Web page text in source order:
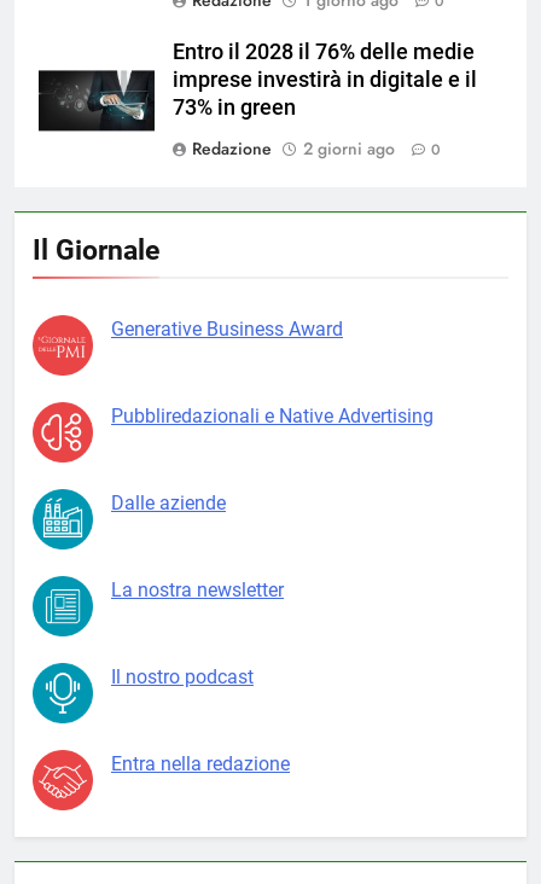
Entro il 2028 il 76% delle medie
imprese investirà in digitale e il
73% in green
Redazione
2 giorni ago 0
Il Giornale
Generative Business Award
Pubbliredazionali e Native Advertising
Dalle aziende
La nostra newsletter
Il nostro podcast
Entra nella redazione